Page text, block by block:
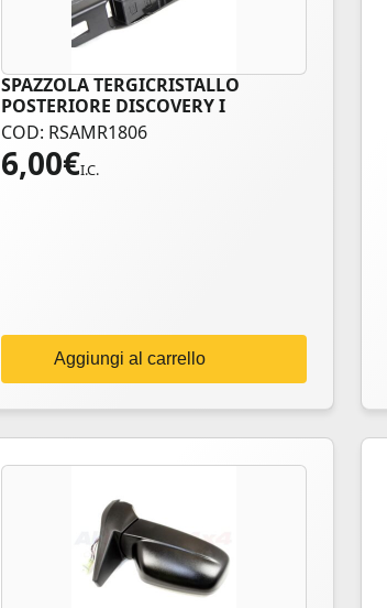
SPAZZOLA TERGICRISTALLO
POSTERIORE DISCOVERY I
COD: RSAMR1806
6,00€I.C.
Aggiungi al carrello